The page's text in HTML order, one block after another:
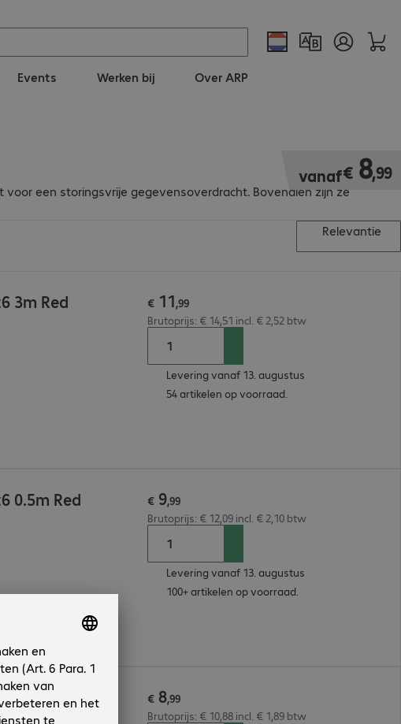
Events Werken bij Over ARP
een storingsvrije gegevensoverdracht. Bovendien zijn ze
vanaf€ 8,99
€ 8,99
Relevantie
3m Red € 11,99
Brutoprijs: € 14,51 incl. € 2,52 btw
Levering vanaf 13. augustus
54 artikelen op voorraad.
0.5m Red € 9,99
Brutoprijs: € 12,09 incl. € 2,10 btw
Levering vanaf 13. augustus
100+ artikelen op voorraad.
0.3m Red € 8,99
Brutoprijs: € 10,88 incl. € 1,89 btw